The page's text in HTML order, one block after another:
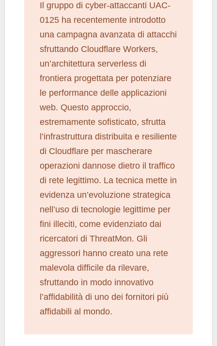
Il gruppo di cyber-attaccanti UAC-
0125 ha recentemente introdotto
una campagna avanzata di attacchi
sfruttando Cloudflare Workers,
un’architettura serverless di
frontiera progettata per potenziare
le performance delle applicazioni
web. Questo approccio,
estremamente sofisticato, sfrutta
l’infrastruttura distribuita e resiliente
di Cloudflare per mascherare
operazioni dannose dietro il traffico
di rete legittimo. La tecnica mette in
evidenza un’evoluzione strategica
nell’uso di tecnologie legittime per
fini illeciti, come evidenziato dai
ricercatori di ThreatMon. Gli
aggressori hanno creato una rete
malevola difficile da rilevare,
sfruttando in modo innovativo
l’affidabilità di uno dei fornitori più
affidabili al mondo.